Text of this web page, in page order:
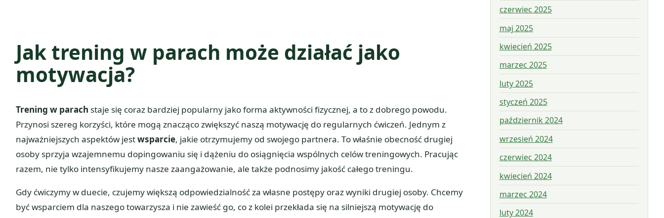
Jak trening w parach może działać jako
motywacja?
Trening w parach staje się coraz bardziej popularny jako forma aktywności fizycznej, a to z dobrego powodu.
Przynosi szereg korzyści, które mogą znacząco zwiększyć naszą motywację do regularnych ćwiczeń. Jednym z
najważniejszych aspektów jestwsparcie, jakie otrzymujemy od swojego partnera. To właśnie obecność drugiej
osoby sprzyja wzajemnemu dopingowaniu się i dążeniu do osiągnięcia wspólnych celów treningowych. Pracując
razem, nie tylko intensyfikujemy nasze zaangażowanie, ale także podnosimy jakość całego treningu.
Gdy ćwiczymy w duecie, czujemy większą odpowiedzialność za własne postępy oraz wyniki drugiej osoby. Chcemy
być wsparciem dla naszego towarzysza i nie zawieść go, co z kolei przekłada się na silniejszą motywację do
czerwiec 2025
maj 2025
kwiecień 2025
marzec 2025
luty 2025
styczeń 2025
październik 2024
wrzesień 2024
czerwiec 2024
kwiecień 2024
marzec 2024
luty 2024